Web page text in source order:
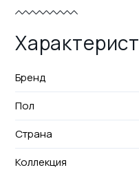
Бренд
Пол
Страна
Коллекция